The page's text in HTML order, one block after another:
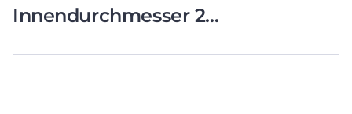
Innendurchmesser 2